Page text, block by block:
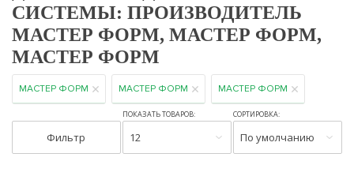
СИСТЕМЫ: ПРОИЗВОДИТЕЛЬ
МАСТЕР ФОРМ, МАСТЕР ФОРМ,
МАСТЕР ФОРМ
МАСТЕР ФОРМ МАСТЕР ФОРМ МАСТЕР ФОРМ
Фильтр
ПОКАЗАТЬ ТОВАРОВ:
12
СОРТИРОВКА:
По умолчанию